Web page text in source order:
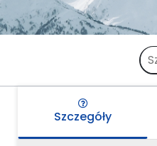
Szczegóły